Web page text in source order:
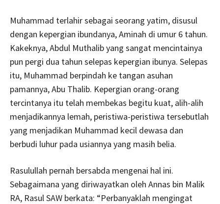
Muhammad terlahir sebagai seorang yatim, disusul
dengan kepergian ibundanya, Aminah di umur 6 tahun.
Kakeknya, Abdul Muthalib yang sangat mencintainya
pun pergi dua tahun selepas kepergian ibunya. Selepas
itu, Muhammad berpindah ke tangan asuhan
pamannya, Abu Thalib. Kepergian orang-orang
tercintanya itu telah membekas begitu kuat, alih-alih
menjadikannya lemah, peristiwa-peristiwa tersebutlah
yang menjadikan Muhammad kecil dewasa dan
berbudi luhur pada usiannya yang masih belia.
Rasulullah pernah bersabda mengenai hal ini.
Sebagaimana yang diriwayatkan oleh Annas bin Malik
RA, Rasul SAW berkata: “Perbanyaklah mengingat